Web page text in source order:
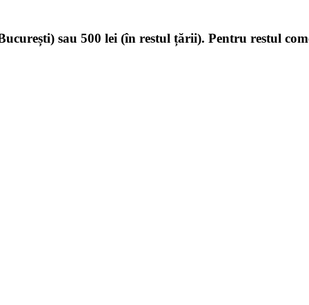
sau 500 lei (în restul țării). Pentru restul